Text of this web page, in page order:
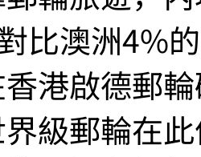
比澳洲4%
港啟德郵
級郵輪在